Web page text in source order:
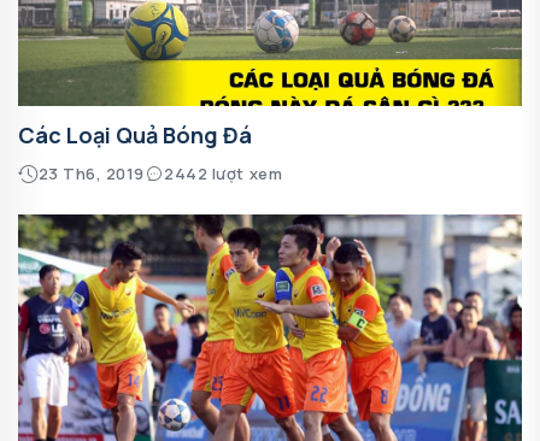
Các Loại Quả Bóng Đá
23 Th6, 2019 2442 lượt xem